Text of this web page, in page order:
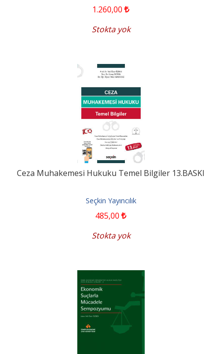
1.260,00
Stokta yok
Ceza Muhakemesi Hukuku Temel Bilgiler 13.BASKI
Seçkin Yayıncılık
485,00
Stokta yok